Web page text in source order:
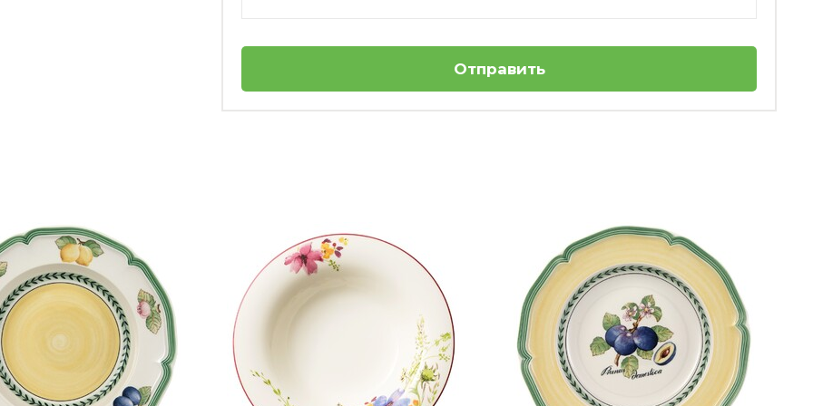
Отправить
Соусник 0,44 л Chateau Septfontaines
Villeroy & Boch
Нет в наличии
Террин\Супница 2,2 л Chateau
Septfontaines Villeroy & Boch
Нет в наличии
Chateau Septfontaines
4003686403147
Тарелка суповая
Костяной премиум фарфор
горячих супов?